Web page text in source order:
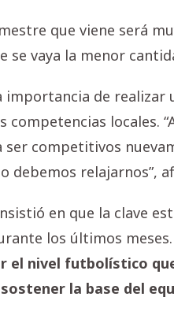
que viene será
se vaya la menor
importancia de
competencias locales.
competitivos
debemos relajarnos”,
en que la clave
los últimos meses.
el nivel futbolístico
la base del